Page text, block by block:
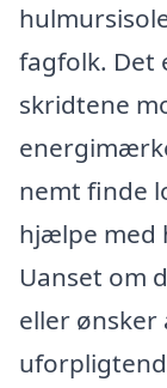
fagfolk. Det
skridtene
nemt finde
hjælpe med
Uanset om
eller